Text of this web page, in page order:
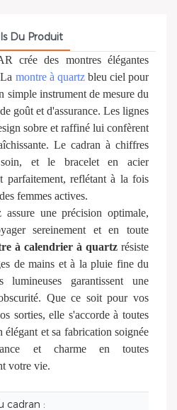
Du Produit
crée des montres élégantes
montre à quartzbleu ciel pour
simple instrument de mesure du
goût et d'assurance. Les lignes
sobre et raffiné lui confèrent
Le cadran à chiffres
et le bracelet en acier
parfaitement, reflétant à la fois
femmes actives.
une précision optimale,
sereinement et en toute
à calendrier à quartz résiste
de mains et à la pluie fine du
lumineuses garantissent une
Que ce soit pour vos
sorties, elle s'accorde à toutes
élégant et sa fabrication soignée
et charme en toutes
votre vie.
cadran :